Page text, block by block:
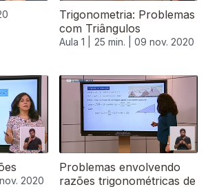
Trigonometria: Problemas
com Triângulos
Aula 1 | 25 min. | 09 nov. 2020
2020
Problemas envolvendo
razões trigonométricas de